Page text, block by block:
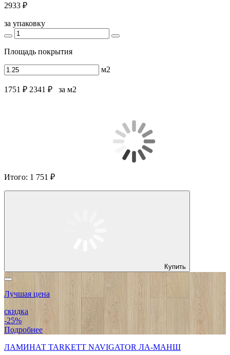
2933 ₽
за упаковку
Площадь покрытия
м2
1751 ₽ 2341 ₽ за м2
Итого: 1 751 ₽
Купить
Лучшая цена
скидка
-25%
Подробнее
ЛАМИНАТ TARKETT NAVIGATOR ЛА-МАНШ